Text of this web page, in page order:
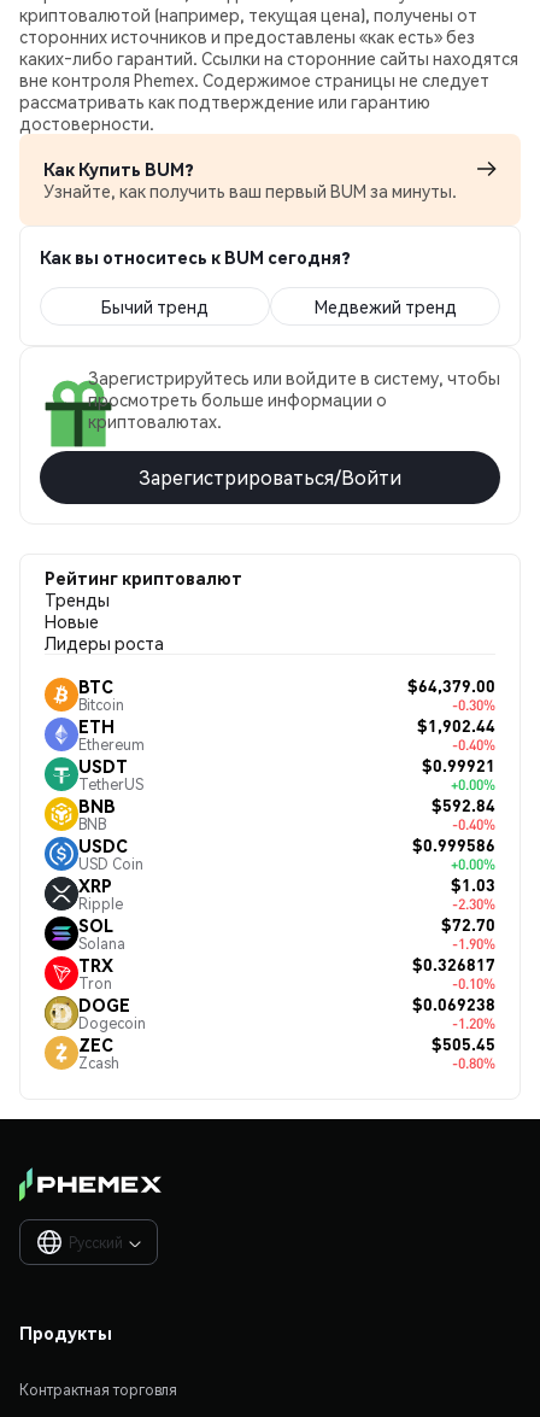
криптовалютой (например, текущая цена), получены от
сторонних источников и предоставлены «как есть» без
каких‑либо гарантий. Ссылки на сторонние сайты находятся
вне контроля Phemex. Содержимое страницы не следует
рассматривать как подтверждение или гарантию
достоверности.
Как Купить BUM?
Узнайте, как получить ваш первый BUM за минуты.
Как вы относитесь к BUM сегодня?
Бычий тренд Медвежий тренд
Зарегистрируйтесь или войдите в систему, чтобы
просмотреть больше информации о
криптовалютах.
Зарегистрироваться/Войти
Рейтинг криптовалют
Тренды
Новые
Лидеры роста
BTC
Bitcoin
$64,379.00
-0.30%
ETH
Ethereum
$1,902.44
-0.40%
USDT
TetherUS
$0.99921
+0.00%
BNB
BNB
$592.84
-0.40%
USDC
USD Coin
$0.999586
+0.00%
XRP
Ripple
$1.03
-2.30%
SOL
Solana
$72.70
-1.90%
TRX
Tron
$0.326817
-0.10%
DOGE
Dogecoin
$0.069238
-1.20%
ZEC
Zcash
$505.45
-0.80%
Русский 
Продукты
Контрактная торговля